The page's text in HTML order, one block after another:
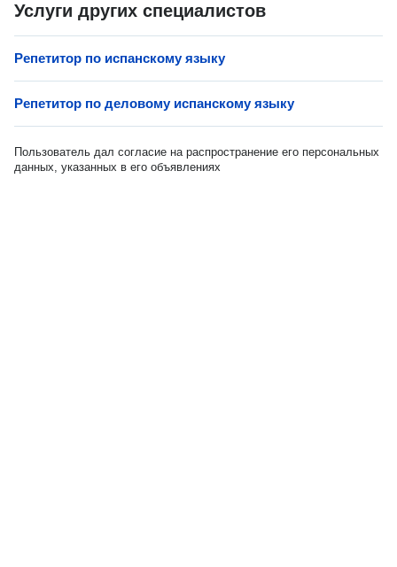
Услуги других специалистов
Репетитор по испанскому языку
Репетитор по деловому испанскому языку
Пользователь дал согласие на распространение его персональных
данных, указанных в его объявлениях